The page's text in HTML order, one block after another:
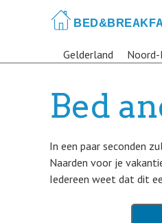
Gelderland
Bed
In een paar seconden
Naarden voor je
Iedereen weet dat dit